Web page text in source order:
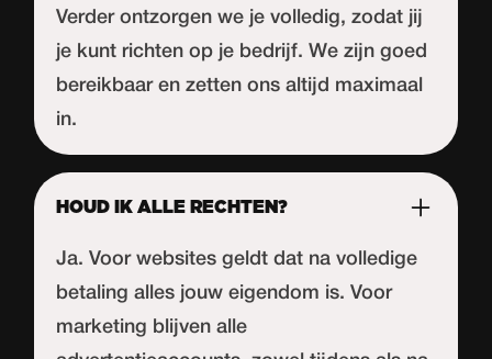
Verder ontzorgen we je volledig, zodat jij
je kunt richten op je bedrijf. We zijn goed
bereikbaar en zetten ons altijd maximaal
in.
HOUD IK ALLE RECHTEN?
Ja. Voor websites geldt dat na volledige
betaling alles jouw eigendom is. Voor
marketing blijven alle